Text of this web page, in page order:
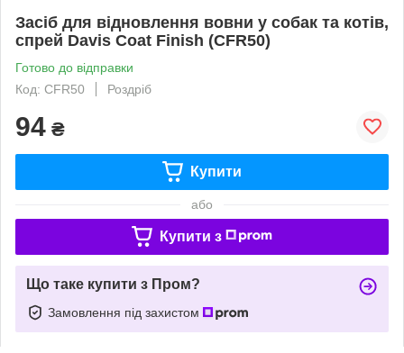
Засіб для відновлення вовни у собак та котів,
спрей Davis Coat Finish (CFR50)
Готово до відправки
Код: CFR50
Роздріб
94 ₴
Купити
або
Купити з
Що таке купити з Пром?
Замовлення під захистом